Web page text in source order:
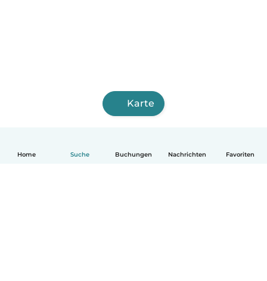
Home Suche Buchungen Nachrichten Favoriten
Karte